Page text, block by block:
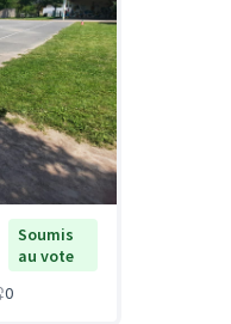
Soumis
au vote
0